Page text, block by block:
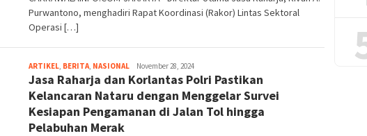
Purwantono, menghadiri Rapat Koordinasi (Rakor) Lintas Sektoral
Operasi […]
ARTIKEL, BERITA, NASIONAL Kusuma
Perwira
November 28, 2024
Jasa Raharja dan Korlantas Polri Pastikan
Kelancaran Nataru dengan Menggelar Survei
Kesiapan Pengamanan di Jalan Tol hingga
Pelabuhan Merak